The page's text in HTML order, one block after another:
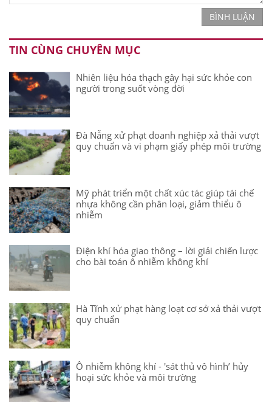
BÌNH LUẬN
TIN CÙNG CHUYÊN MỤC
Nhiên liệu hóa thạch gây hại sức khỏe con
người trong suốt vòng đời
Đà Nẵng xử phạt doanh nghiệp xả thải vượt
quy chuẩn và vi phạm giấy phép môi trường
Mỹ phát triển một chất xúc tác giúp tái chế
nhựa không cần phân loại, giảm thiểu ô
nhiễm
Điện khí hóa giao thông – lời giải chiến lược
cho bài toán ô nhiễm không khí
Hà Tĩnh xử phạt hàng loạt cơ sở xả thải vượt
quy chuẩn
Ô nhiễm không khí - 'sát thủ vô hình’ hủy
hoại sức khỏe và môi trường